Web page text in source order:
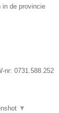
in de provincie
nr: 0731.588.252
▼